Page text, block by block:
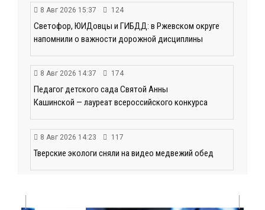
8 Авг 2026 15:37 124
Светофор, ЮИДовцы и ГИБДД: в Ржевском округе
напомнили о важности дорожной дисциплины
8 Авг 2026 14:37 174
Педагог детского сада Святой Анны
Кашинской — лауреат всероссийского конкурса
8 Авг 2026 14:23 117
Тверские экологи сняли на видео медвежий обед